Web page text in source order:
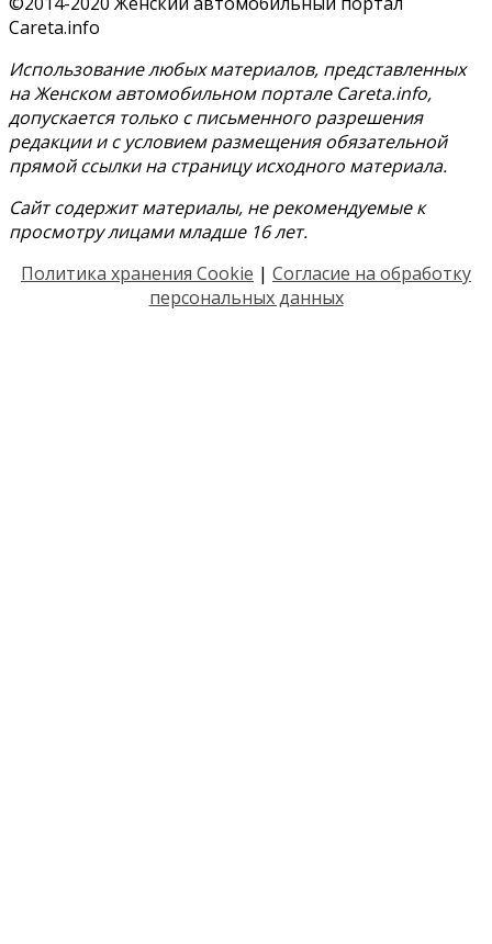
Careta.info
Использование любых материалов, представленных
на Женском автомобильном портале Careta.info,
допускается только с письменного разрешения
редакции и с условием размещения обязательной
прямой ссылки на страницу исходного материала.
Сайт содержит материалы, не рекомендуемые к
просмотру лицами младше 16 лет.
Политика хранения Cookie | Согласие на обработку
персональных данных